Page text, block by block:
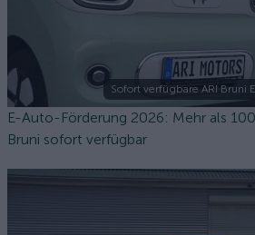
Sofort verfügbare ARI Bruni
E-Auto-Förderung 2026: Mehr als
Bruni sofort verfügbar